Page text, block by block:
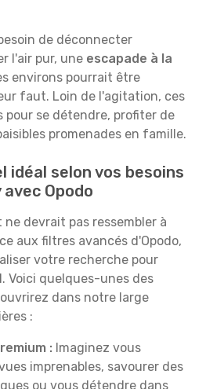
de déconnecter
l'air pur, une escapade à la
environs pourrait être
faut. Loin de l'agitation, ces
se détendre, profiter de
promenades en famille.
idéal selon vos besoins
Opodo
devrait pas ressembler à
aux filtres avancés d'Opodo,
votre recherche pour
Voici quelques-unes des
dans notre large
:
: Imaginez vous
imprenables, savourer des
ou vous détendre dans